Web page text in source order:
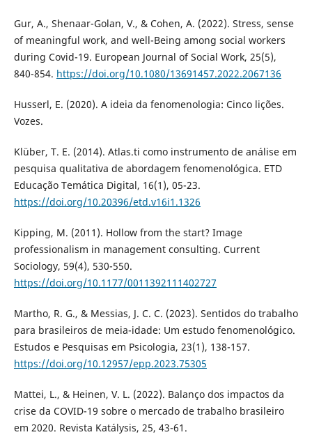
Gur, A., Shenaar-Golan, V., & Cohen, A. (2022). Stress, sense
of meaningful work, and well-Being among social workers
during Covid-19. European Journal of Social Work, 25(5),
840-854. https://doi.org/10.1080/13691457.2022.2067136
Husserl, E. (2020). A ideia da fenomenologia: Cinco lições.
Vozes.
Klüber, T. E. (2014). Atlas.ti como instrumento de análise em
pesquisa qualitativa de abordagem fenomenológica. ETD
Educação Temática Digital, 16(1), 05-23.
https://doi.org/10.20396/etd.v16i1.1326
Kipping, M. (2011). Hollow from the start? Image
professionalism in management consulting. Current
Sociology, 59(4), 530-550.
https://doi.org/10.1177/0011392111402727
Martho, R. G., & Messias, J. C. C. (2023). Sentidos do trabalho
para brasileiros de meia-idade: Um estudo fenomenológico.
Estudos e Pesquisas em Psicologia, 23(1), 138-157.
https://doi.org/10.12957/epp.2023.75305
Mattei, L., & Heinen, V. L. (2022). Balanço dos impactos da
crise da COVID-19 sobre o mercado de trabalho brasileiro
em 2020. Revista Katálysis, 25, 43-61.